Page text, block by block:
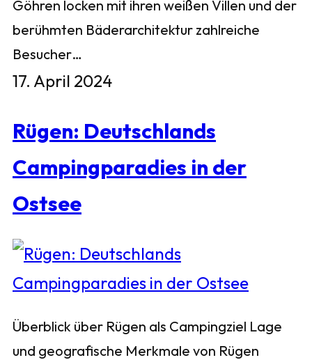
Göhren locken mit ihren weißen Villen und der
berühmten Bäderarchitektur zahlreiche
Besucher…
17. April 2024
Rügen: Deutschlands
Campingparadies in der
Ostsee
Überblick über Rügen als Campingziel Lage
und geografische Merkmale von Rügen